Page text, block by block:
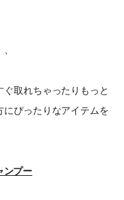
取れちゃったりもっと
ぴったりなアイテムを
ンプー